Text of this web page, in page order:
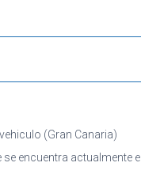
(Gran Canaria)
encuentra actualmente el